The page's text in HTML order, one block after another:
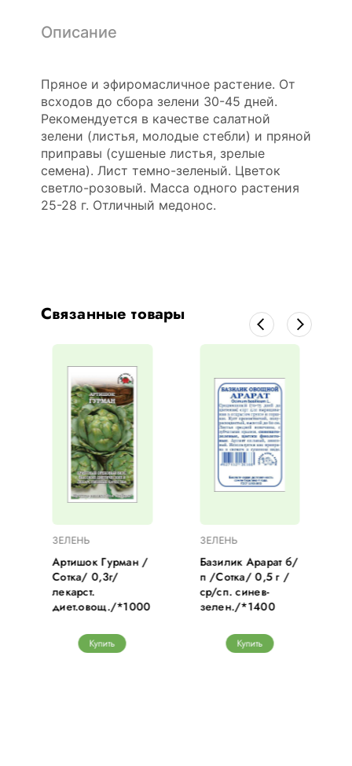
Описание
Пряное и эфиромасличное растение. От
всходов до сбора зелени 30-45 дней.
Рекомендуется в качестве салатной
зелени (листья, молодые стебли) и пряной
приправы (сушеные листья, зрелые
семена). Лист темно-зеленый. Цветок
светло-розовый. Масса одного растения
25-28 г. Отличный медонос.
Связанные товары
ЗЕЛЕНЬ
Артишок Гурман /
Сотка/ 0,3г/
лекарст.
диет.овощ./*1000
Купить
ЗЕЛЕНЬ
Базилик Арарат б/
п /Сотка/ 0,5 г /
ср/сп. синев-
зелен./*1400
Купить